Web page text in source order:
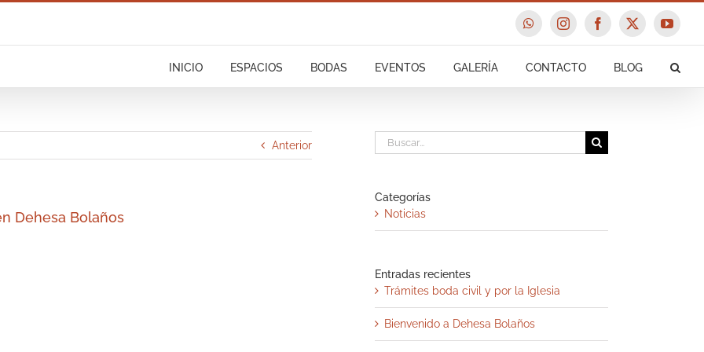
WhatsAppInstagramFacebook
X
INICIO ESPACIOS BODAS EVENTOS GALERÍA CONTACTO BLOG
Anterior
Dehesa Bolaños
Buscar:
Categorías
Noticias
Entradas recientes
Trámites boda civil y por la Iglesia
Bienvenido a Dehesa Bolaños